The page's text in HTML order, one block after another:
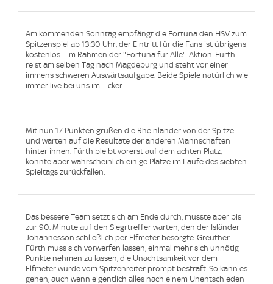
Am kommenden Sonntag empfängt die Fortuna den HSV zum
Spitzenspiel ab 13:30 Uhr, der Eintritt für die Fans ist übrigens
kostenlos - im Rahmen der "Fortuna für Alle"-Aktion. Fürth
reist am selben Tag nach Magdeburg und steht vor einer
immens schweren Auswärtsaufgabe. Beide Spiele natürlich wie
immer live bei uns im Ticker.
Mit nun 17 Punkten grüßen die Rheinländer von der Spitze
und warten auf die Resultate der anderen Mannschaften
hinter ihnen. Fürth bleibt vorerst auf dem achten Platz,
könnte aber wahrscheinlich einige Plätze im Laufe des siebten
Spieltags zurückfallen.
Das bessere Team setzt sich am Ende durch, musste aber bis
zur 90. Minute auf den Siegrtreffer warten, den der Isländer
Johannesson schließlich per Elfmeter besorgte. Greuther
Fürth muss sich vorwerfen lassen, einmal mehr sich unnötig
Punkte nehmen zu lassen, die Unachtsamkeit vor dem
Elfmeter wurde vom Spitzenreiter prompt bestraft. So kann es
gehen, auch wenn eigentlich alles nach einem Unentschieden